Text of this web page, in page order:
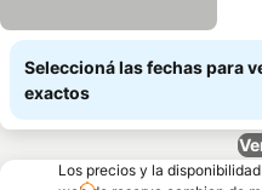
Seleccioná las fechas para
exactos
Los precios y la